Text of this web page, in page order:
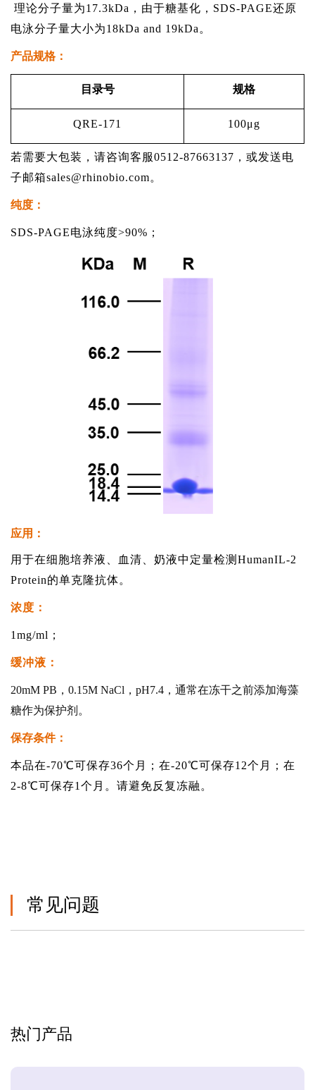
理论分子量为17.3kDa，由于糖基化，SDS-PAGE还原
电泳分子量大小为18kDa and 19kDa。
产品规格：
目录号 规格
QRE-171 100μg
若需要大包装，请咨询客服0512-87663137，或发送电
子邮箱sales@rhinobio.com。
纯度：
SDS-PAGE电泳纯度>90%；
应用：
用于在细胞培养液、血清、奶液中定量检测HumanIL-2
Protein的单克隆抗体。
浓度：
1mg/ml；
缓冲液：
20mM PB，0.15M NaCl，pH7.4，通常在冻干之前添加海藻
糖作为保护剂。
保存条件：
本品在-70℃可保存36个月；在-20℃可保存12个月；在
2-8℃可保存1个月。请避免反复冻融。
常见问题
热门产品